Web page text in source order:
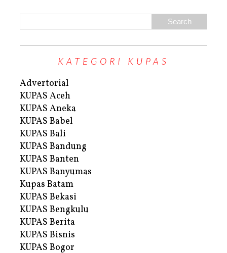
KATEGORI KUPAS
Advertorial
KUPAS Aceh
KUPAS Aneka
KUPAS Babel
KUPAS Bali
KUPAS Bandung
KUPAS Banten
KUPAS Banyumas
Kupas Batam
KUPAS Bekasi
KUPAS Bengkulu
KUPAS Berita
KUPAS Bisnis
KUPAS Bogor